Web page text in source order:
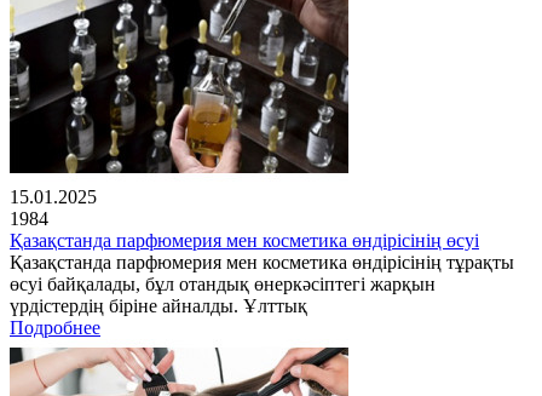
15.01.2025
1984
Қазақстанда парфюмерия мен косметика өндірісінің өсуі
Қазақстанда парфюмерия мен косметика өндірісінің тұрақты
өсуі байқалады, бұл отандық өнеркәсіптегі жарқын
үрдістердің біріне айналды. Ұлттық
Подробнее